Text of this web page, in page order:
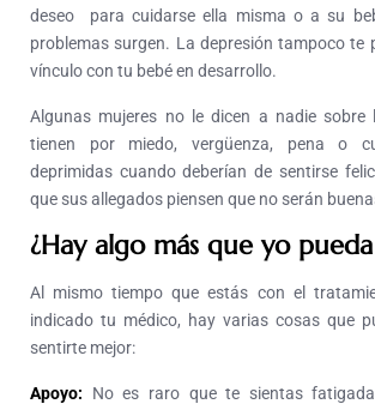
deseo para cuidarse ella misma o a su
problemas surgen. La depresión tampoco te
vínculo con tu bebé en desarrollo.
Algunas mujeres no le dicen a nadie sobre
tienen por miedo, vergüenza, pena o
deprimidas cuando deberían de sentirse
que sus allegados piensen que no serán
¿Hay algo más que yo
Al mismo tiempo que estás con el
indicado tu médico, hay varias cosas que
sentirte mejor:
Apoyo:
No es raro que te sientas